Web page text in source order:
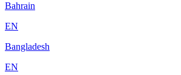
Bahrain
EN
Bangladesh
EN